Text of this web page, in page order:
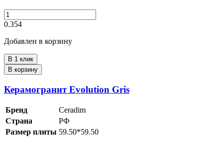
0.354
Добавлен в корзину
В 1 клик
В корзину
Керамогранит Evolution Gris
Бренд
Ceradim
Страна
РФ
Размер плиты 59.50*59.50